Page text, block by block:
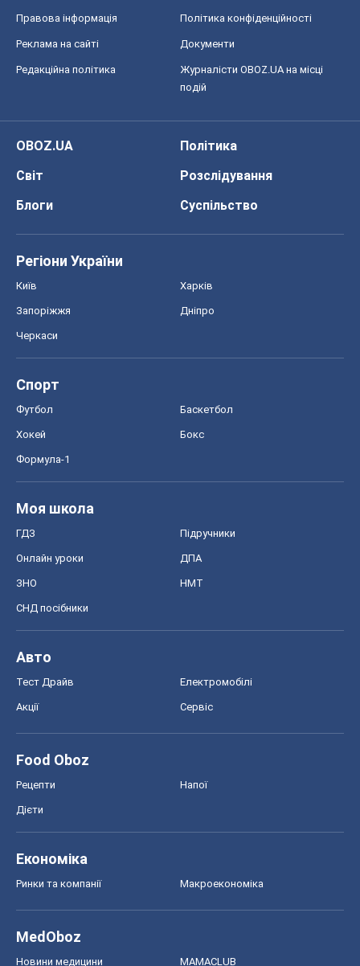
Правова інформація Політика конфіденційності
Реклама на сайті Документи
Редакційна політика
Журналісти OBOZ.UA на місці
подій
OBOZ.UA
Політика
Світ
Розслідування
Блоги
Суспільство
Регіони України
Київ Харків
Запоріжжя Дніпро
Черкаси
Спорт
Футбол Баскетбол
Хокей Бокс
Формула-1
Моя школа
ГДЗ Підручники
Онлайн уроки ДПА
ЗНО НМТ
СНД посібники
Авто
Тест Драйв Електромобілі
Акції Сервіс
Food Oboz
Рецепти Напої
Дієти
Економіка
Ринки та компанії Макроекономіка
MedOboz
Новини медицини MAMACLUB